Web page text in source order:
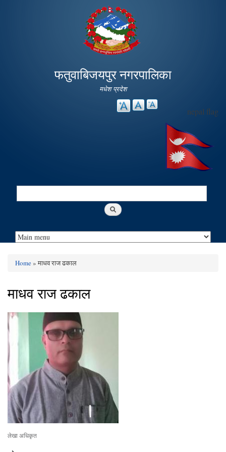
main
content
फतुवाबिजयपुर नगरपालिका
मधेश प्रदेश
nepal flag
Search
Home» माधव राज ढकाल
माधव राज ढकाल
लेखा अधिकृत